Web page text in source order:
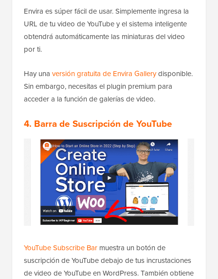
Envira es súper fácil de usar. Simplemente ingresa la
URL de tu video de YouTube y el sistema inteligente
obtendrá automáticamente las miniaturas del video
por ti.
Hay una versión gratuita de Envira Gallerydisponible.
Sin embargo, necesitas el plugin premium para
acceder a la función de galerías de video.
4. Barra de Suscripción de YouTube
YouTube Subscribe Bar muestra un botón de
suscripción de YouTube debajo de tus incrustaciones
de video de YouTube en WordPress. También obtiene